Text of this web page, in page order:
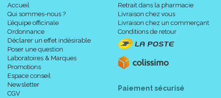
Accueil
Qui sommes-nous ?
L’équipe officinale
Ordonnance
Déclarer un effet indésirable
Poser une question
Laboratoires & Marques
Promotions
Espace conseil
Newsletter
CGV
Retrait dans la pharmacie
Livraison chez vous
Livraison chez un commerçant
Conditions de retour
Paiement sécurisé